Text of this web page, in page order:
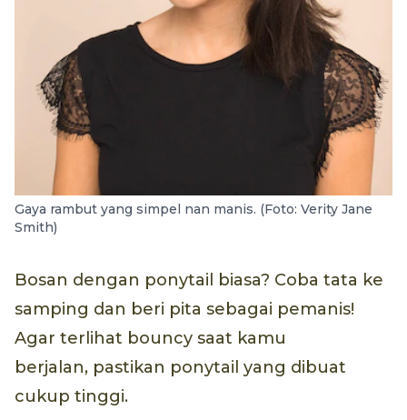
Gaya rambut yang simpel nan manis. (Foto: Verity Jane
Smith)
Bosan dengan ponytail biasa? Coba tata ke
samping dan beri pita sebagai pemanis!
Agar terlihat bouncy saat kamu
berjalan, pastikan ponytail yang dibuat
cukup tinggi.